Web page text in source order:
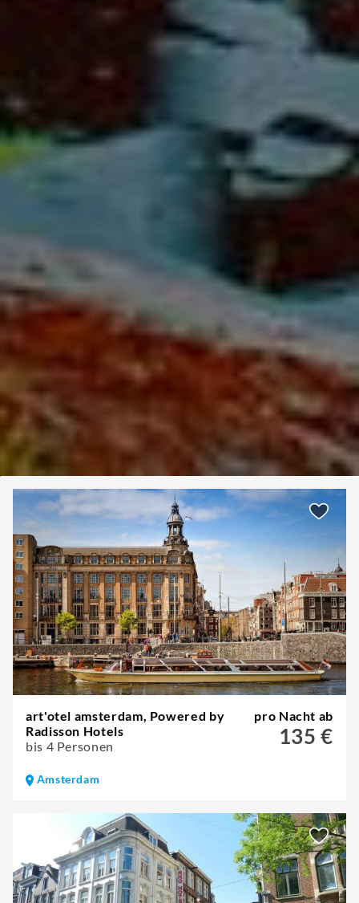
art'otel amsterdam, Powered by
Radisson Hotels
bis 4 Personen
pro Nacht ab
135 €
Amsterdam